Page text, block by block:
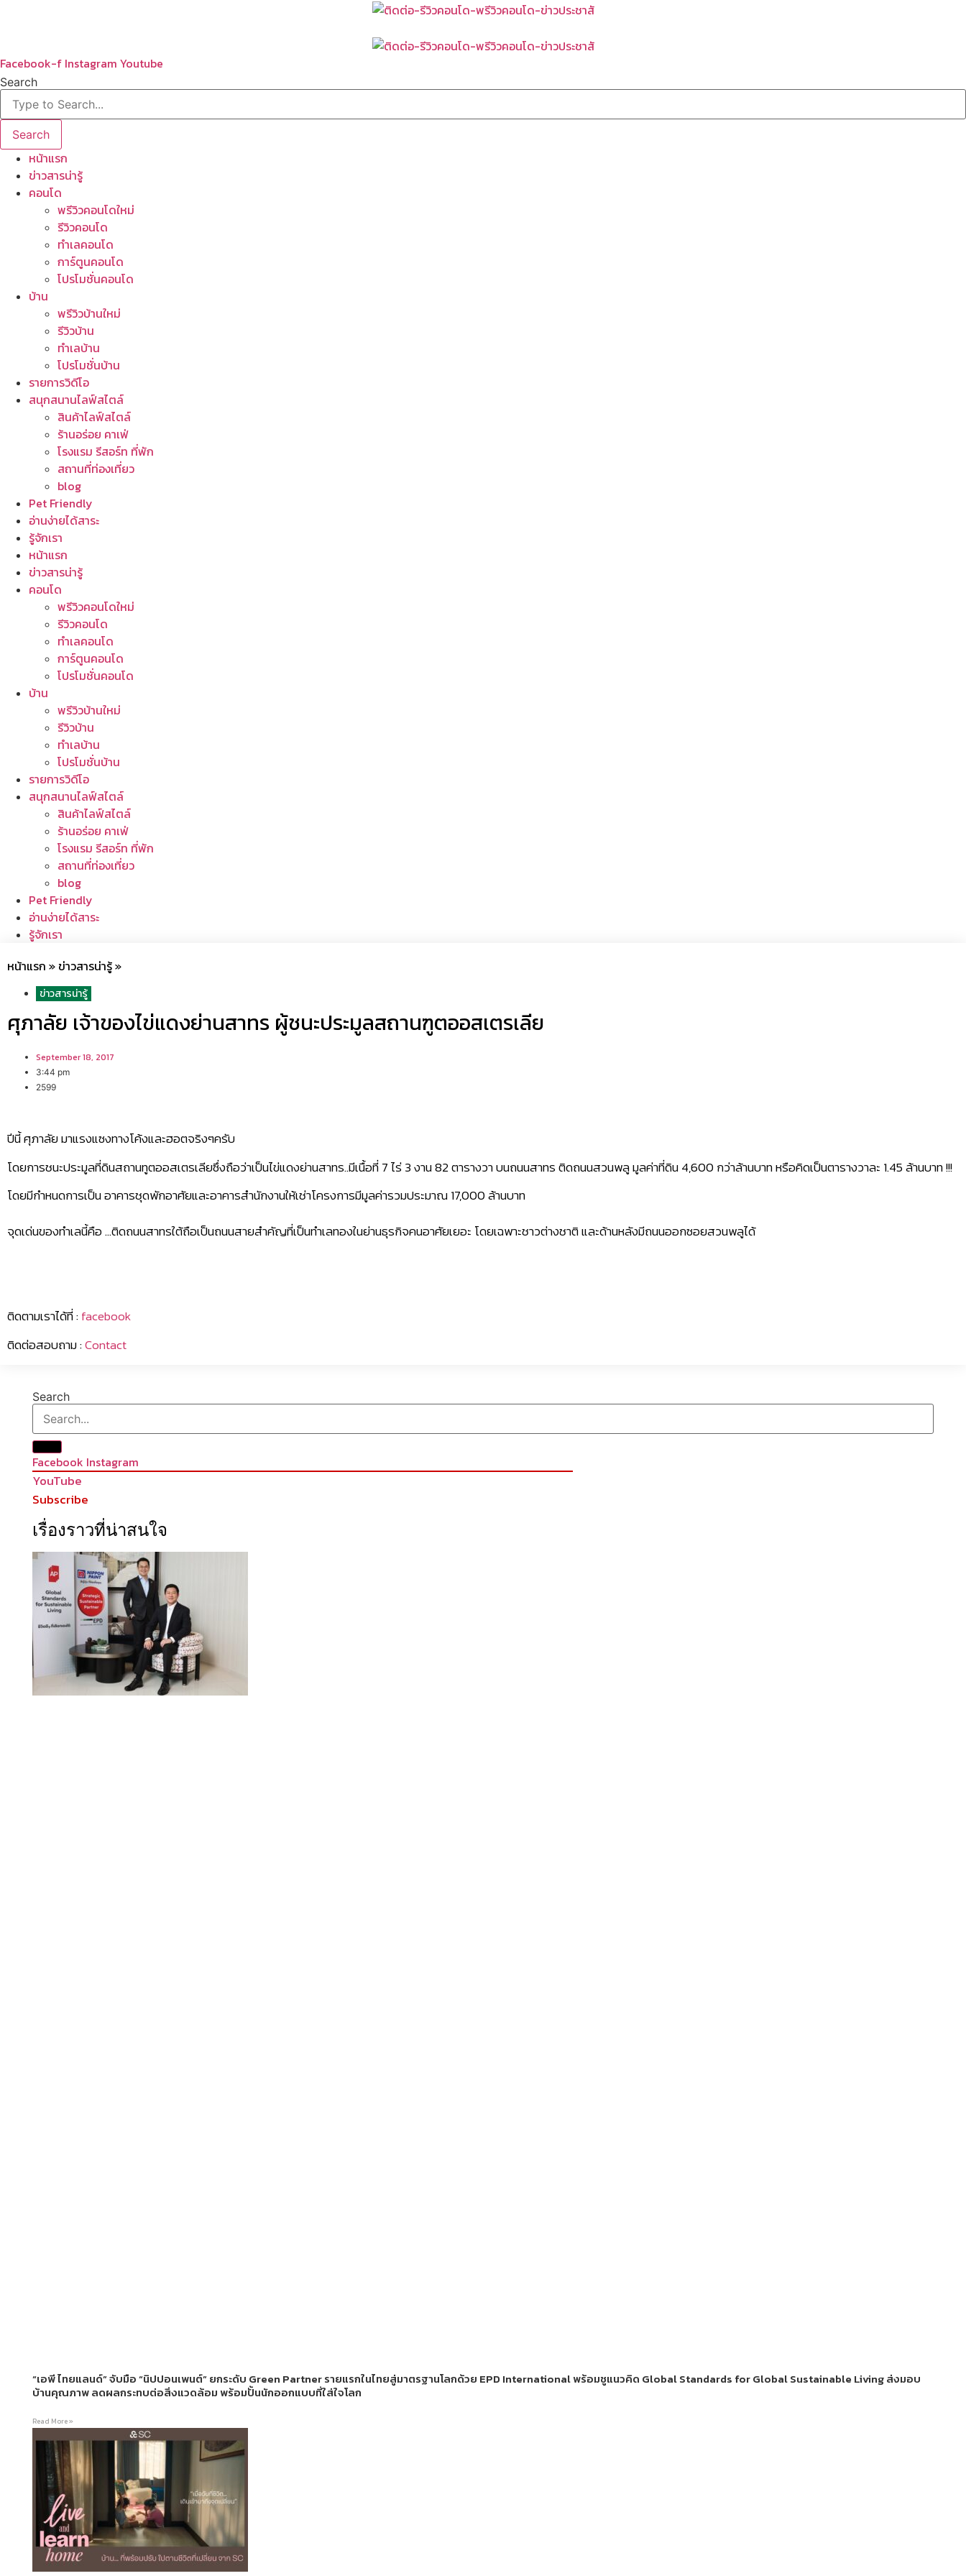
Facebook-f Instagram Youtube
Search
Search
หน้าแรก
ข่าวสารน่ารู้
คอนโด
พรีวิวคอนโดใหม่
รีวิวคอนโด
ทำเลคอนโด
การ์ตูนคอนโด
โปรโมชั่นคอนโด
บ้าน
พรีวิวบ้านใหม่
รีวิวบ้าน
ทำเลบ้าน
โปรโมชั่นบ้าน
รายการวิดีโอ
สนุกสนานไลฟ์สไตล์
สินค้าไลฟ์สไตล์
ร้านอร่อย คาเฟ่
โรงแรม รีสอร์ท ที่พัก
สถานที่ท่องเที่ยว
blog
Pet Friendly
อ่านง่ายได้สาระ
รู้จักเรา
หน้าแรก
ข่าวสารน่ารู้
คอนโด
พรีวิวคอนโดใหม่
รีวิวคอนโด
ทำเลคอนโด
การ์ตูนคอนโด
โปรโมชั่นคอนโด
บ้าน
พรีวิวบ้านใหม่
รีวิวบ้าน
ทำเลบ้าน
โปรโมชั่นบ้าน
รายการวิดีโอ
สนุกสนานไลฟ์สไตล์
สินค้าไลฟ์สไตล์
ร้านอร่อย คาเฟ่
โรงแรม รีสอร์ท ที่พัก
สถานที่ท่องเที่ยว
blog
Pet Friendly
อ่านง่ายได้สาระ
รู้จักเรา
หน้าแรก »ข่าวสารน่ารู้»
ข่าวสารน่ารู้
ศุภาลัย เจ้าของไข่แดงย่านสาทร ผู้ชนะประมูลสถานฑูตออสเตรเลีย
September 18, 2017
3:44 pm
2599
ปีนี้ ศุภาลัย มาแรงแซงทางโค้งและฮอตจริงๆครับ
โดยการชนะประมูลที่ดินสถานทูตออสเตรเลียซึ่งถือว่าเป็นไข่แดงย่านสาทร..มีเนื้อที่ 7 ไร่ 3 งาน 82 ตารางวา บนถนนสาทร ติดถนนสวนพลู มูลค่าที่ดิน 4,600 กว่าล้านบาท หรือคิดเป็นตารางวาละ 1.45 ล้านบาท !!!
โดยมีกำหนดการเป็น อาคารชุดพักอาศัยและอาคารสำนักงานให้เช่าโครงการมีมูลค่ารวมประมาณ 17,000 ล้านบาท
จุดเด่นของทำเลนี้คือ …ติดถนนสาทรใต้ถือเป็นถนนสายสำคัญที่เป็นทำเลทองในย่านธุรกิจคนอาศัยเยอะ โดยเฉพาะชาวต่างชาติ และด้านหลังมีถนนออกซอยสวนพลูได้
ติดตามเราได้ที่ :facebook
ติดต่อสอบถาม :Contact
Search
Facebook Instagram
YouTube
Subscribe
เรื่องราวที่น่าสนใจ
“เอพี ไทยแลนด์” จับมือ “นิปปอนเพนต์” ยกระดับ Green Partner รายแรกในไทยสู่มาตรฐานโลกด้วย EPD International พร้อมชูแนวคิด Global Standards for Global Sustainable Living ส่งมอบ
บ้านคุณภาพ ลดผลกระทบต่อสิ่งแวดล้อม พร้อมปั้นนักออกแบบที่ใส่ใจโลก
Read More »